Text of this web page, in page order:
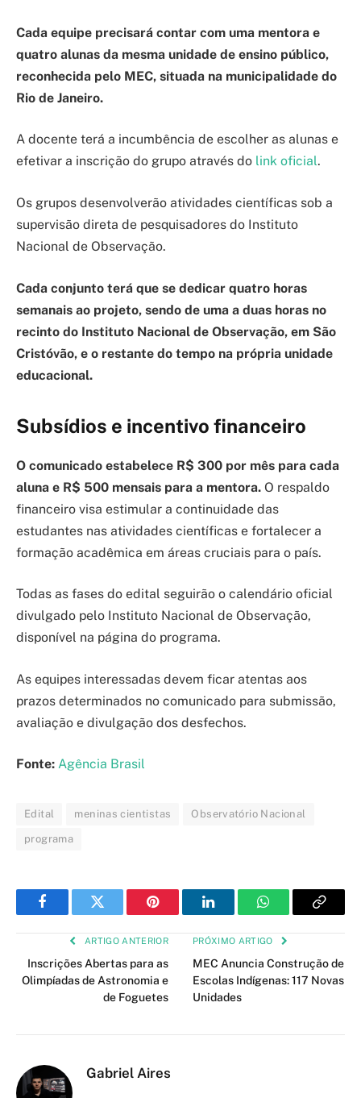
Cada equipe precisará contar com uma mentora e
quatro alunas da mesma unidade de ensino público,
reconhecida pelo MEC, situada na municipalidade do
Rio de Janeiro.
A docente terá a incumbência de escolher as alunas e
efetivar a inscrição do grupo através do link oficial.
Os grupos desenvolverão atividades científicas sob a
supervisão direta de pesquisadores do Instituto
Nacional de Observação.
Cada conjunto terá que se dedicar quatro horas
semanais ao projeto, sendo de uma a duas horas no
recinto do Instituto Nacional de Observação, em São
Cristóvão, e o restante do tempo na própria unidade
educacional.
Subsídios e incentivo financeiro
O comunicado estabelece R$ 300 por mês para cada
aluna e R$ 500 mensais para a mentora. O respaldo
financeiro visa estimular a continuidade das
estudantes nas atividades científicas e fortalecer a
formação acadêmica em áreas cruciais para o país.
Todas as fases do edital seguirão o calendário oficial
divulgado pelo Instituto Nacional de Observação,
disponível na página do programa.
As equipes interessadas devem ficar atentas aos
prazos determinados no comunicado para submissão,
avaliação e divulgação dos desfechos.
Fonte: Agência Brasil
Edital meninas cientistas Observatório Nacional
programa
FacebookTwitter Pinterest LinkedInWhatsAppCopy
ARTIGO ANTERIOR
Inscrições Abertas para as
Olimpíadas de Astronomia e
de Foguetes
PRÓXIMO ARTIGO
MEC Anuncia Construção de
Escolas Indígenas: 117 Novas
Unidades
Gabriel Aires